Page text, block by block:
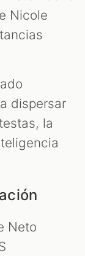
Nicole
dispersar
la
Neto